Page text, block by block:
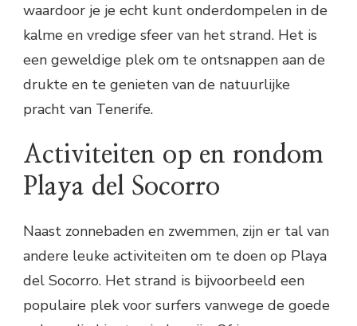
waardoor je je echt kunt onderdompelen in de
kalme en vredige sfeer van het strand. Het is
een geweldige plek om te ontsnappen aan de
drukte en te genieten van de natuurlijke
pracht van Tenerife.
Activiteiten op en rondom
Playa del Socorro
Naast zonnebaden en zwemmen, zijn er tal van
andere leuke activiteiten om te doen op Playa
del Socorro. Het strand is bijvoorbeeld een
populaire plek voor surfers vanwege de goede